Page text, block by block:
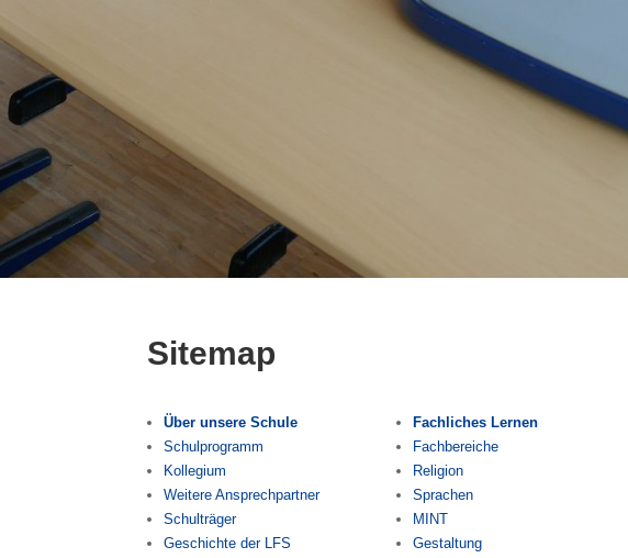
Sitemap
Über unsere Schule
Schulprogramm
Kollegium
Weitere Ansprechpartner
Schulträger
Geschichte der LFS
Fachliches Lernen
Fachbereiche
Religion
Sprachen
MINT
Gestaltung